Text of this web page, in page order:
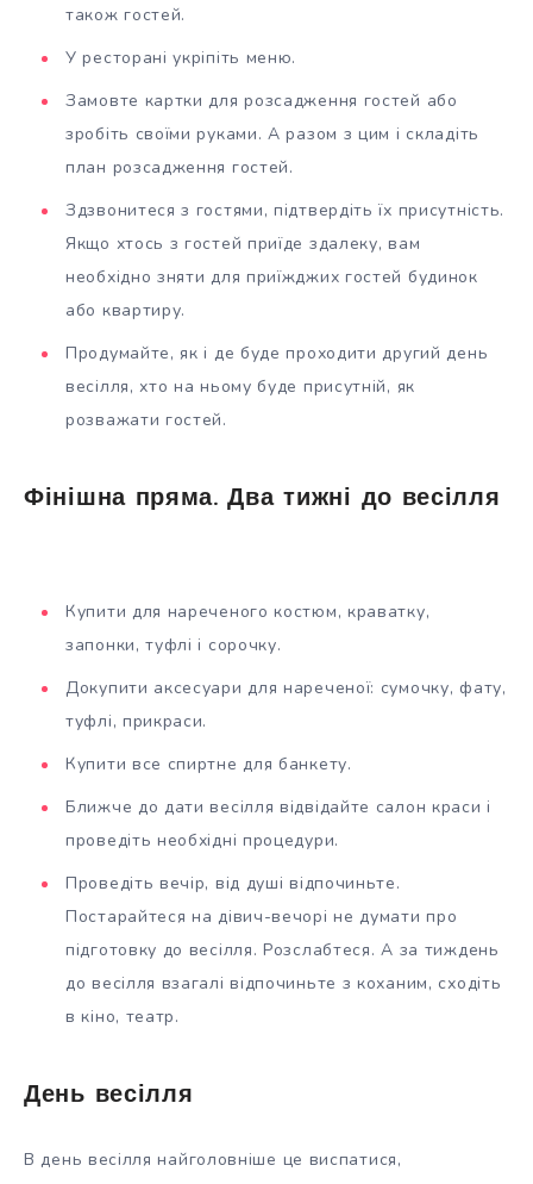
також гостей.
У ресторані укріпіть меню.
Замовте картки для розсадження гостей або
зробіть своїми руками. А разом з цим і складіть
план розсадження гостей.
Здзвонитеся з гостями, підтвердіть їх присутність.
Якщо хтось з гостей приїде здалеку, вам
необхідно зняти для приїжджих гостей будинок
або квартиру.
Продумайте, як і де буде проходити другий день
весілля, хто на ньому буде присутній, як
розважати гостей.
Фінішна пряма. Два тижні до весілля
Купити для нареченого костюм, краватку,
запонки, туфлі і сорочку.
Докупити аксесуари для нареченої: сумочку, фату,
туфлі, прикраси.
Купити все спиртне для банкету.
Ближче до дати весілля відвідайте салон краси і
проведіть необхідні процедури.
Проведіть вечір, від душі відпочиньте.
Постарайтеся на дівич-вечорі не думати про
підготовку до весілля. Розслабтеся. А за тиждень
до весілля взагалі відпочиньте з коханим, сходіть
в кіно, театр.
День весілля
В день весілля найголовніше це виспатися,